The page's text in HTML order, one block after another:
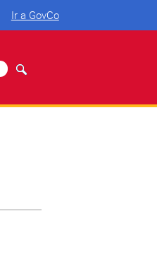
Ir a GovCo
búsqueda